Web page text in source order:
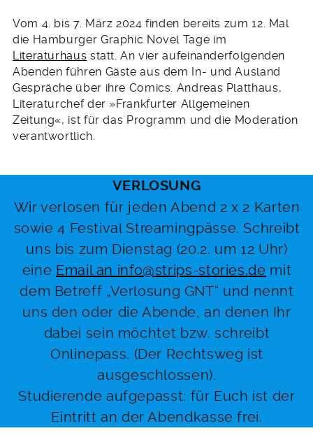
Vom 4. bis 7. März 2024 finden bereits zum 12. Mal
die Hamburger Graphic Novel Tage im
Literaturhaus statt. An vier aufeinanderfolgenden
Abenden führen Gäste aus dem In- und Ausland
Gespräche über ihre Comics. Andreas Platthaus,
Literaturchef der »Frankfurter Allgemeinen
Zeitung«, ist für das Programm und die Moderation
verantwortlich.
VERLOSUNG
Wir verlosen für jeden Abend 2 x 2 Karten
sowie 4 Festival Streamingpässe. Schreibt
uns bis zum Dienstag (20.2. um 12 Uhr)
eine Email an info@strips-stories.de mit
dem Betreff „Verlosung GNT“ und nennt
uns den oder die Abende, an denen Ihr
dabei sein möchtet bzw. schreibt
Onlinepass. (Der Rechtsweg ist
ausgeschlossen).
Studierende aufgepasst: für Euch ist der
Eintritt an der Abendkasse frei.